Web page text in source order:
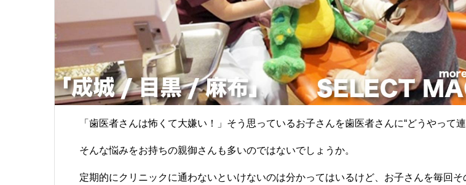
「歯医者さんは怖くて大嫌い！」そう思っているお子さんを歯医者さんに“どうやって
そんな悩みをお持ちの親御さんも多いのではないでしょうか。
定期的にクリニックに通わないといけないのは分かってはいるけど、お子さんを毎回そ